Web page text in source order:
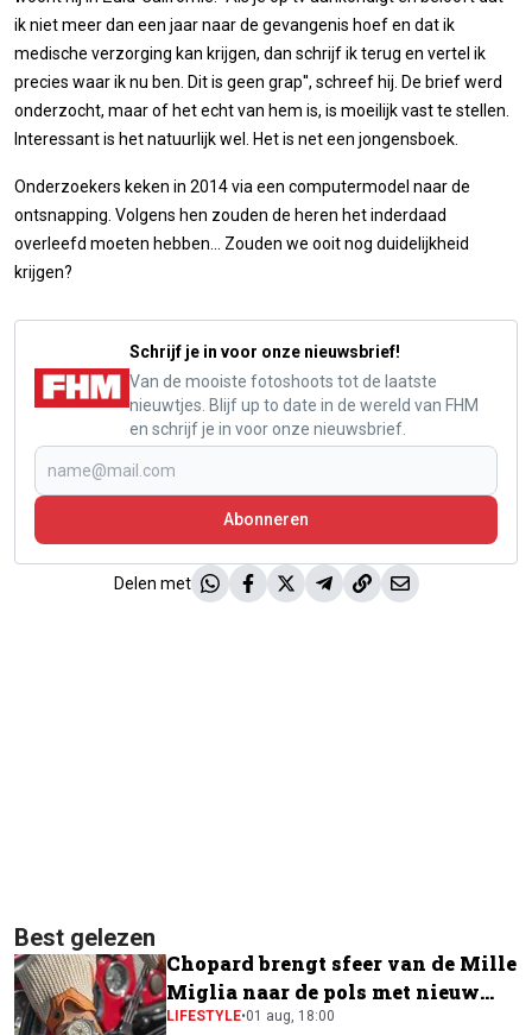
ik niet meer dan een jaar naar de gevangenis hoef en dat ik
medische verzorging kan krijgen, dan schrijf ik terug en vertel ik
precies waar ik nu ben. Dit is geen grap'', schreef hij. De brief werd
onderzocht, maar of het echt van hem is, is moeilijk vast te stellen.
Interessant is het natuurlijk wel. Het is net een jongensboek.
Onderzoekers keken in 2014 via een computermodel naar de
ontsnapping. Volgens hen zouden de heren het inderdaad
overleefd moeten hebben... Zouden we ooit nog duidelijkheid
krijgen?
Schrijf je in voor onze nieuwsbrief!
Van de mooiste fotoshoots tot de laatste
nieuwtjes. Blijf up to date in de wereld van FHM
en schrijf je in voor onze nieuwsbrief.
Abonneren
Delen met
Best gelezen
Chopard brengt sfeer van de Mille
Miglia naar de pols met nieuw
horloge
LIFESTYLE•01 aug, 18:00